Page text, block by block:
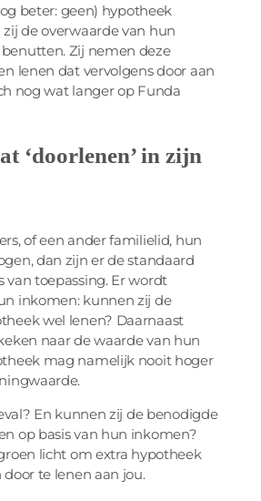
beter: geen) hypotheek
de overwaarde van hun
Zij nemen deze
lenen dat vervolgens door aan
nog wat langer op Funda
‘doorlenen’ in zijn
of een ander familielid, hun
dan zijn er de standaard
van toepassing. Er wordt
inkomen: kunnen zij de
wel lenen? Daarnaast
naar de waarde van hun
mag namelijk nooit hoger
En kunnen zij de benodigde
op basis van hun inkomen?
licht om extra hypotheek
te lenen aan jou.